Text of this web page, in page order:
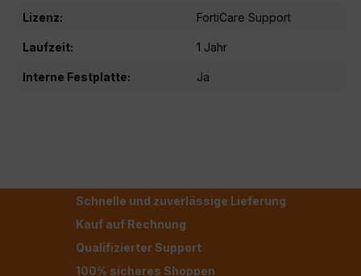
Lizenz: FortiCare Support
Laufzeit: 1 Jahr
Interne Festplatte: Ja
Schnelle und zuverlässige Lieferung
Kauf auf Rechnung
Qualifizierter Support
100% sicheres Shoppen